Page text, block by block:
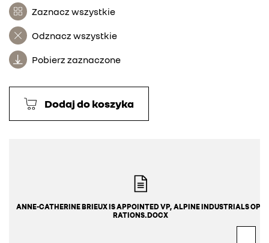
Zaznacz wszystkie
Odznacz wszystkie
Pobierz zaznaczone
Dodaj do koszyka
ANNE-CATHERINE BRIEUX IS APPOINTED VP, ALPINE INDUSTRIALS OPE
RATIONS.DOCX